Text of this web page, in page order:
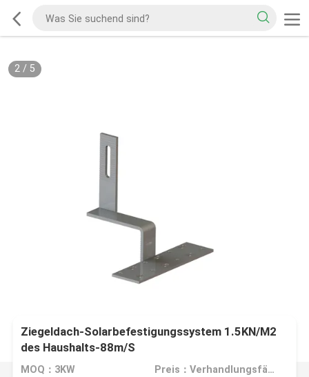
2/ 5
Ziegeldach-Solarbefestigungssystem 1.5KN/M2
des Haushalts-88m/S
MOQ：3KW Preis：Verhandlungsfähig